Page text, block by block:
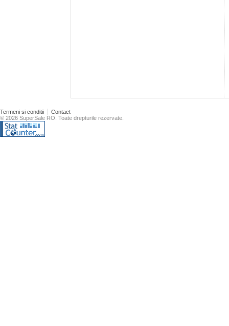
Termeni si conditii
Contact
© 2026 SuperSale RO. Toate drepturile rezervate.